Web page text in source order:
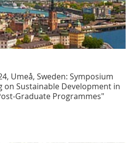
Umeå, Sweden: Symposium
on Sustainable Development in
Graduate Programmes"